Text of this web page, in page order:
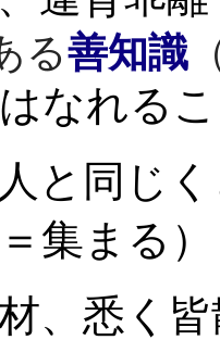
る善知識
なれる
と同じ
集まる）
、悉く